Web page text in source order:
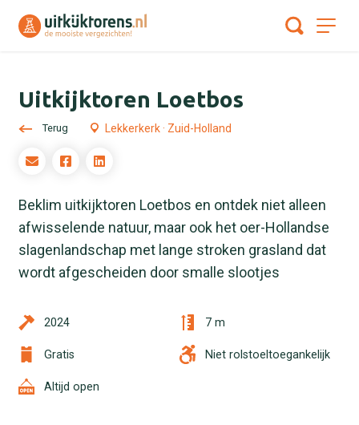
Uitkijktoren Loetbos
Terug Lekkerkerk · Zuid-Holland
Beklim uitkijktoren Loetbos en ontdek niet alleen
afwisselende natuur, maar ook het oer-Hollandse
slagenlandschap met lange stroken grasland dat
wordt afgescheiden door smalle slootjes
2024 7 m
Gratis Niet rolstoeltoegankelijk
Altijd open